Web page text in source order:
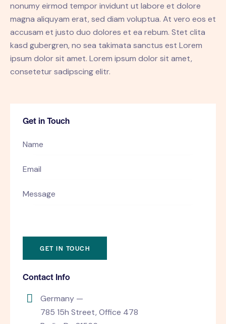
nonumy eirmod tempor invidunt ut labore et dolore
magna aliquyam erat, sed diam voluptua. At vero eos et
accusam et justo duo dolores et ea rebum. Stet clita
kasd gubergren, no sea takimata sanctus est Lorem
ipsum dolor sit amet. Lorem ipsum dolor sit amet,
consetetur sadipscing elitr.
Get in Touch
Contact Info
Germany —
785 15h Street, Office 478